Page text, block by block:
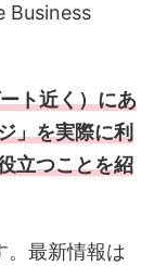
Business
ト近く）にあ
」を実際に利
立つことを紹
。最新情報は